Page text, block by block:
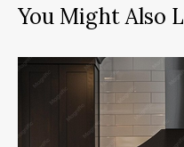
You Might Also